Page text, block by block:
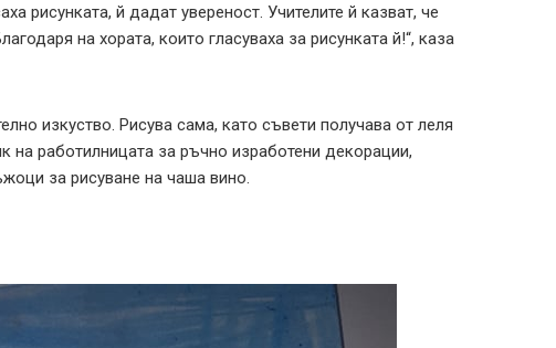
рисунката, й дадат увереност. Учителите й казват, че
на хората, които гласуваха за рисунката й!“, каза
изкуство. Рисува сама, като съвети получава от леля
на работилницата за ръчно изработени декорации,
за рисуване на чаша вино.